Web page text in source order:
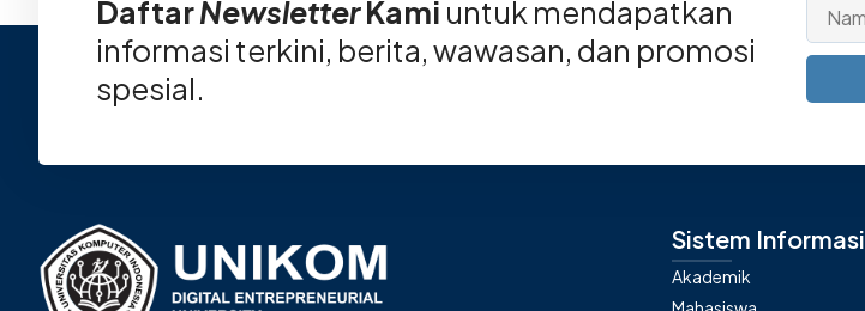
DaftarNewsletterKami untuk mendapatkan
informasi terkini, berita, wawasan, dan promosi
spesial.
Sistem Informasi
Akademik